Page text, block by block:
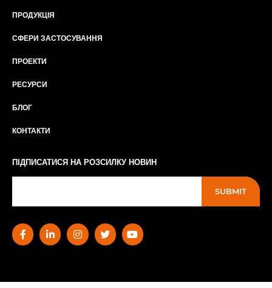
ПРОДУКЦІЯ
СФЕРИ ЗАСТОСУВАННЯ
ПРОЕКТИ
РЕСУРСИ
БЛОГ
КОНТАКТИ
ПІДПИСАТИСЯ НА РОЗСИЛКУ НОВИН
SUBMIT